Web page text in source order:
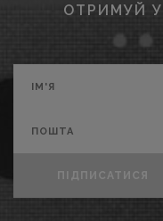
ОТРИМУЙ
ПІДПИСАТИСЯ